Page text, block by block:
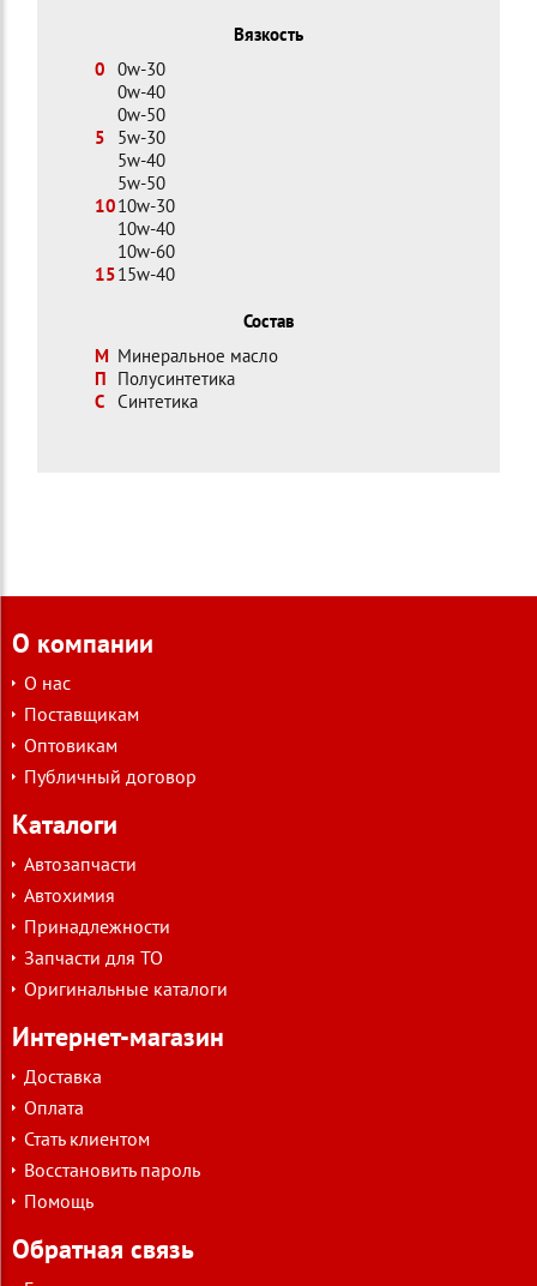
Вязкость
0 0w-30
0w-40
0w-50
5
5w-30
5w-40
5w-50
1010w-30
10w-40
10w-60
1515w-40
Состав
М Минеральное масло
П Полусинтетика
С Синтетика
О компании
О нас
Поставщикам
Оптовикам
Публичный договор
Каталоги
Автозапчасти
Автохимия
Принадлежности
Запчасти для ТО
Оригинальные каталоги
Интернет-магазин
Доставка
Оплата
Стать клиентом
Восстановить пароль
Помощь
Обратная связь